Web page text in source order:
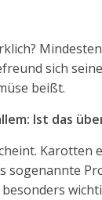
sich
beißt.
Ist das
Karotten
sogenannte